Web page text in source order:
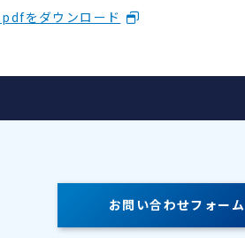
をダウンロード
お問い合わせフォーム